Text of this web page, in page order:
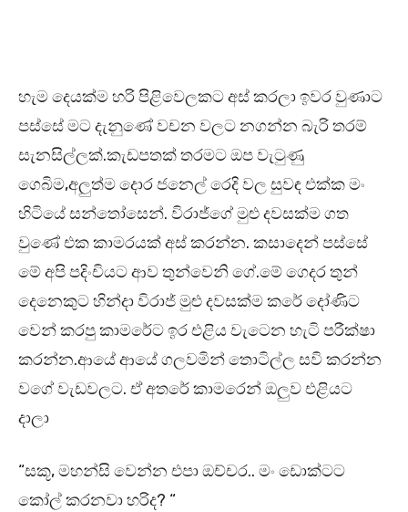
හැම දෙයක්ම හරි පිළිවෙලකට අස් කරලා ඉවර වුණාට
පස්සේ මට දැනුණේ වචන වලට නගන්න බැරි තරම්
සැනසිල්ලක්.කැඩපතක් තරමට ඔප වැටුණු
ගෙබිම,අලුත්ම දොර ජනෙල් රෙදි වල සුවඳ එක්ක මං
හිටියේ සන්තෝසෙන්. විරාජ්ගේ මුළු දවසක්ම ගත
වුණේ එක කාමරයක් අස් කරන්න. කසාදෙන් පස්සේ
මේ අපි පදිංචියට ආව තුන්වෙනි ගේ.මේ ගෙදර තුන්
දෙනෙකුට හින්දා විරාජ් මුළු දවසක්ම කරේ දෝණිට
වෙන් කරපු කාමරේට ඉර එළිය වැටෙන හැටි පරීක්ෂා
කරන්න.ආයේ ආයේ ගලවමින් තොටිල්ල සවි කරන්න
වගේ වැඩවලට. ඒ අතරේ කාමරෙන් ඔලුව එළියට
දාලා
“සකූ, මහන්සි වෙන්න එපා ඔච්චර.. මං ඩොක්ටට
කෝල් කරනවා හරිද? “